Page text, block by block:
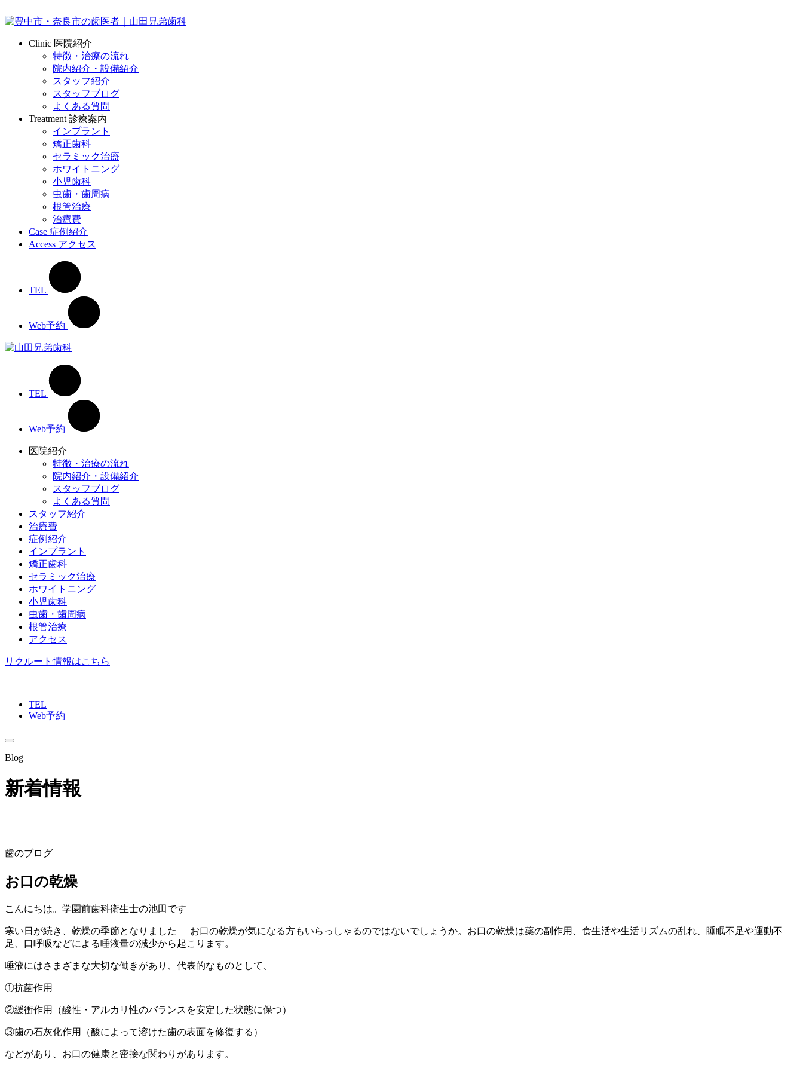
Clinic 医院紹介
特徴・治療の流れ
院内紹介・設備紹介
スタッフ紹介
スタッフブログ
よくある質問
Treatment 診療案内
インプラント
矯正歯科
セラミック治療
ホワイトニング
小児歯科
虫歯・歯周病
根管治療
治療費
Case 症例紹介
Access アクセス
TEL
Web予約
TEL
Web予約
医院紹介
特徴・治療の流れ
院内紹介・設備紹介
スタッフブログ
よくある質問
スタッフ紹介
治療費
症例紹介
インプラント
矯正歯科
セラミック治療
ホワイトニング
小児歯科
虫歯・歯周病
根管治療
アクセス
リクルート情報はこちら
TEL
Web予約
Blog
新着情報
歯のブログ
お口の乾燥
こんにちは。学園前歯科衛生士の池田です
寒い日が続き、乾燥の季節となりました
お口の乾燥が気になる方もいらっしゃるのではないでしょうか。お口の乾燥は薬の副作用、食生活や生活リズムの乱れ、睡眠不足や運動不
足、口呼吸などによる唾液量の減少から起こります。
唾液にはさまざまな大切な働きがあり、代表的なものとして、
①抗菌作用
②緩衝作用（酸性・アルカリ性のバランスを安定した状態に保つ）
③歯の石灰化作用（酸によって溶けた歯の表面を修復する）
などがあり、お口の健康と密接な関わりがあります。